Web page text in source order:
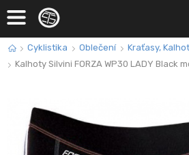
Cyklistika Oblečení Kraťasy,
Kalhoty Silvini FORZA WP30 LADY Black